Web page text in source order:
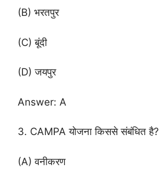
(B) भरतपुर
(C) बूंदी
(D) जयपुर
Answer: A
3. CAMPA योजना किससे संबंधित है?
(A) वनीकरण